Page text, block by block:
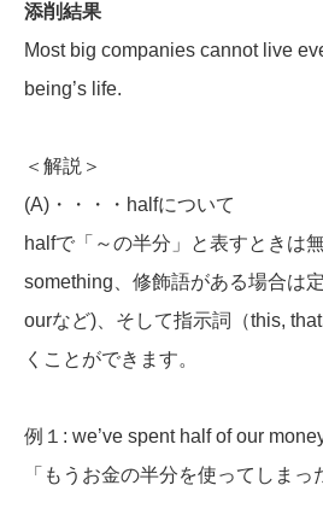
添削結果
Most big companies cannot live
being’s life.
＜解説＞
(A)・・・・halfについて
halfで「～の半分」と表すときは
something、修飾語がある場合は
ourなど)、そして指示詞（this,
くことができます。
例１: we’ve spent half of our
「もうお金の半分を使ってしまっ